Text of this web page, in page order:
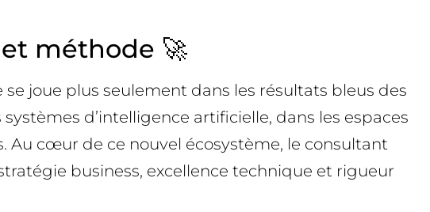
méthode 🚀
joue plus seulement dans les résultats bleus des
d’intelligence artificielle, dans les espaces
Au cœur de ce nouvel écosystème, le consultant
business, excellence technique et rigueur